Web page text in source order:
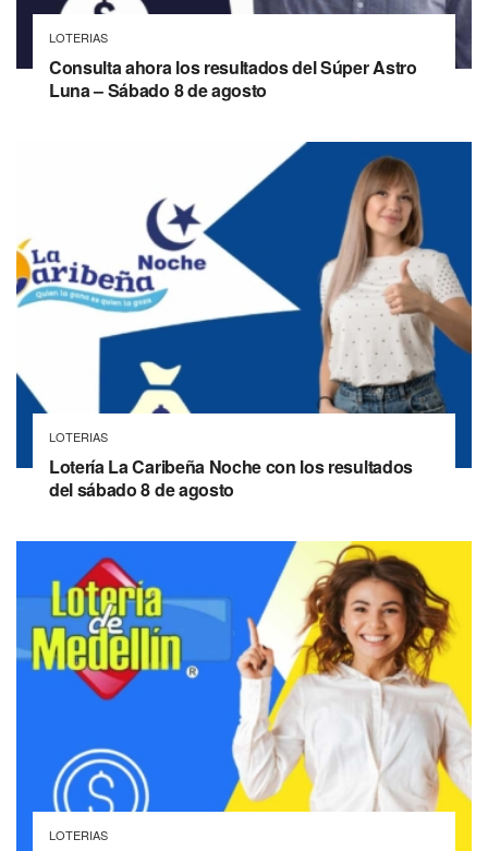
LOTERIAS
Consulta ahora los resultados del Súper Astro
Luna – Sábado 8 de agosto
LOTERIAS
Lotería La Caribeña Noche con los resultados
del sábado 8 de agosto
LOTERIAS